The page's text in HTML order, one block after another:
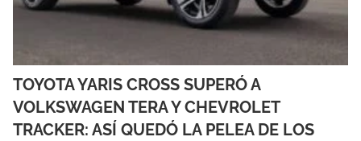
TOYOTA YARIS CROSS SUPERÓ A
VOLKSWAGEN TERA Y CHEVROLET
TRACKER: ASÍ QUEDÓ LA PELEA DE LOS